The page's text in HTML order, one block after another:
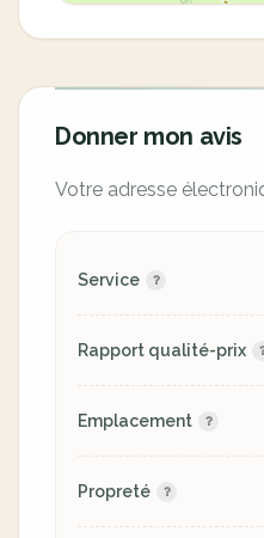
Donner mon avis
Votre adresse
Service
Rapport qualité-prix
Emplacement
Propreté